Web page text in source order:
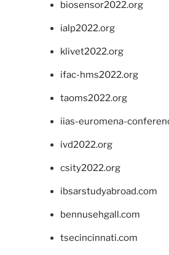
biosensor2022.org
ialp2022.org
klivet2022.org
ifac-hms2022.org
taoms2022.org
iias-euromena-
ivd2022.org
csity2022.org
ibsarstudyabroad.com
bennusehgall.com
tsecincinnati.com